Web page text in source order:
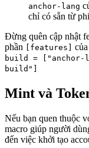
anchor-lang
chỉ có sẵn từ
Đừng quên cập nhật
phần [features]
build =
build"]
Mint và
Nếu bạn quen thuộc
macro giúp người
đến việc khởi tạo